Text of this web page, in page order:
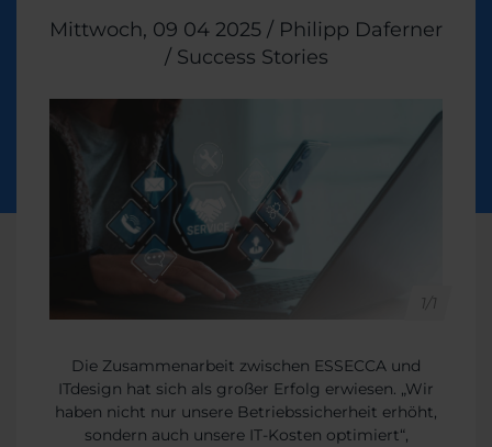
Veröffentlicht am
Mittwoch, 09 04 2025 / Philipp Daferner
/ Themen:
Success Stories
1/1
Die Zusammenarbeit zwischen ESSECCA und
ITdesign hat sich als großer Erfolg erwiesen. „Wir
haben nicht nur unsere Betriebssicherheit erhöht,
sondern auch unsere IT-Kosten optimiert“,